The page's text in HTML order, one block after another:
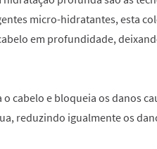
micro-hidratantes, esta
em profundidade,
o cabelo e bloqueia os danos
reduzindo igualmente os